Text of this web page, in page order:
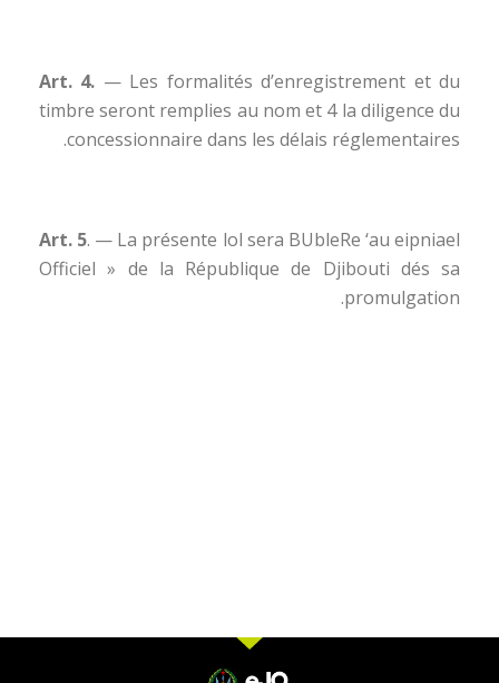
Art. 4. — Les formalités d’enregistrement et du
timbre seront remplies au nom et 4 la diligence du
concessionnaire dans les délais réglementaires.
Art. 5. — La présente lol sera BUbleRe ‘au eipniael
Officiel » de la République de Djibouti dés sa
promulgation.